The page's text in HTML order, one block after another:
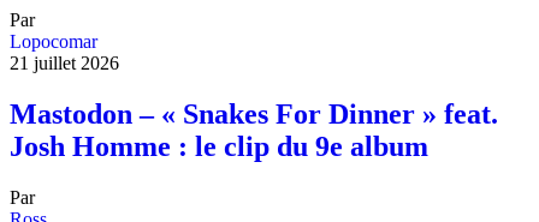
Par
Lopocomar
21 juillet 2026
Mastodon – « Snakes For Dinner » feat.
Josh Homme : le clip du 9e album
Par